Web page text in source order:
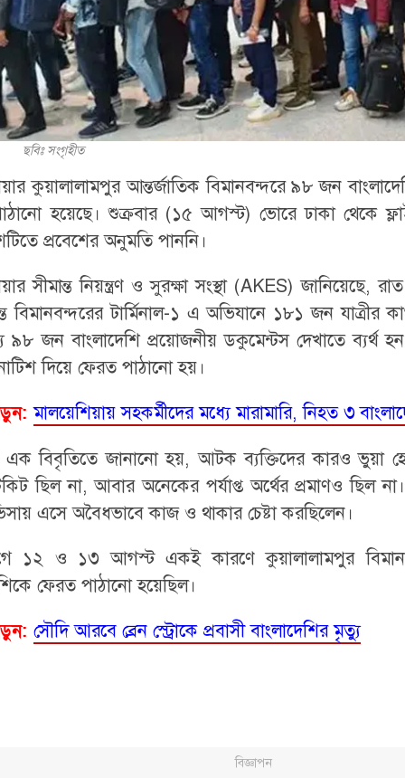
ছবিঃ সংগৃহীত
কুয়ালালামপুর আন্তর্জাতিক বিমানবন্দরে ৯৮ জন
হয়েছে। শুক্রবার (১৫ আগস্ট) ভোরে ঢাকা থেকে
প্রবেশের অনুমতি পাননি।
সীমান্ত নিয়ন্ত্রণ ও সুরক্ষা সংস্থা (AKES) জানিয়েছে,
বিমানবন্দরের টার্মিনাল-১ এ অভিযানে ১৮১ জন যাত্রীর
৯৮ জন বাংলাদেশি প্রয়োজনীয় ডকুমেন্টস দেখাতে ব্যর্থ
দিয়ে ফেরত পাঠানো হয়।
মালয়েশিয়ায় সহকর্মীদের মধ্যে মারামারি, নিহত ৩
এক বিবৃতিতে জানানো হয়, আটক ব্যক্তিদের কারও ভুয়া
ছিল না, আবার অনেকের পর্যাপ্ত অর্থের প্রমাণও ছিল
এসে অবৈধভাবে কাজ ও থাকার চেষ্টা করছিলেন।
১২ ও ১৩ আগস্ট একই কারণে কুয়ালালামপুর
ফেরত পাঠানো হয়েছিল।
সৌদি আরবে ব্রেন স্ট্রোকে প্রবাসী বাংলাদেশির মৃত্যু